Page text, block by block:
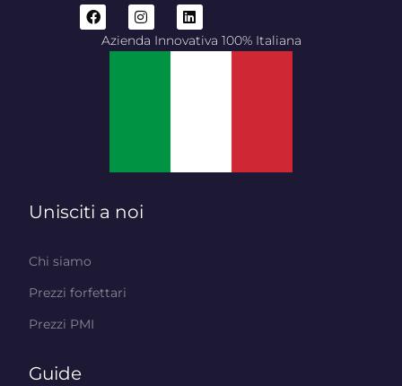
Azienda Innovativa 100% Italiana
Unisciti a noi
Chi siamo
Prezzi forfettari
Prezzi PMI
Guide